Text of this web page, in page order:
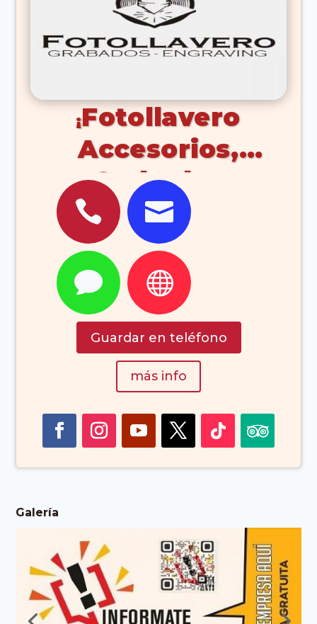
Fotollavero
Accesorios,
Grabados
(Corralejo
Fuerteventura
Islas Canarias
España)
 
 
Guardar en teléfono
más info
Galería